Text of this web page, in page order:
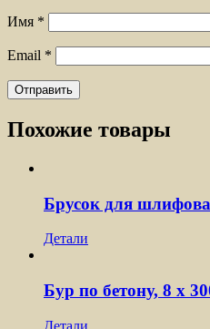
Имя *
Email *
Похожие товары
Брусок для
Детали
Бур по бетону, 8 х
Детали